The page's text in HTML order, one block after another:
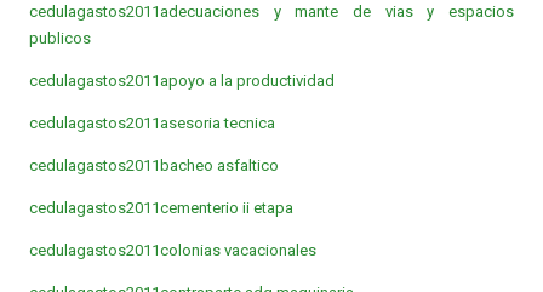
cedulagastos2011adecuaciones y mante de vias y espacios
publicos
cedulagastos2011apoyo a la productividad
cedulagastos2011asesoria tecnica
cedulagastos2011bacheo asfaltico
cedulagastos2011cementerio ii etapa
cedulagastos2011colonias vacacionales